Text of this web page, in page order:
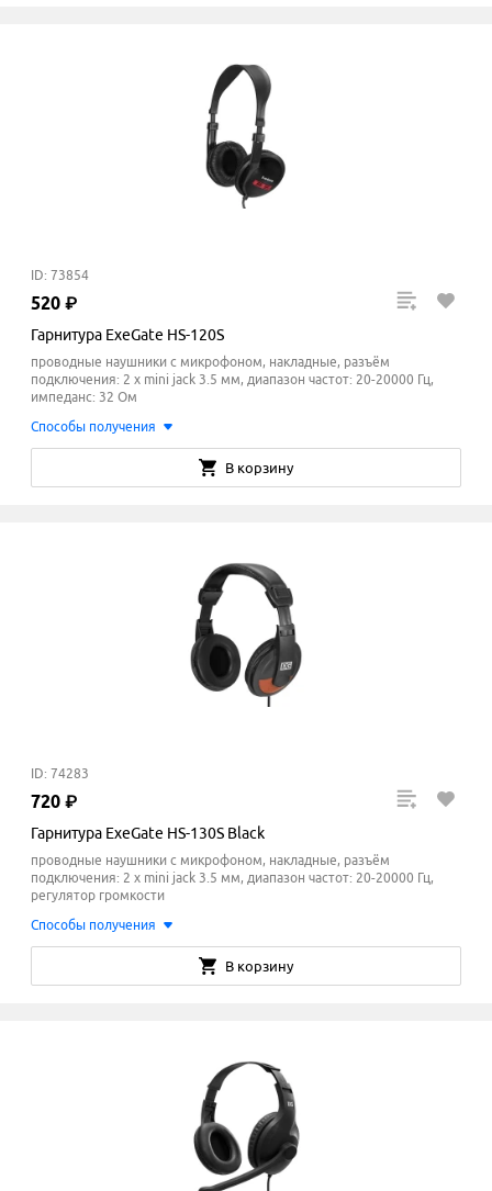
ID: 73854
520 ₽
Гарнитура ExeGate HS-120S
проводные наушники с микрофоном, накладные, разъём
подключения: 2 x mini jack 3.5 мм, диапазон частот: 20-20000 Гц,
импеданс: 32 Ом
Способы получения
В корзину
ID: 74283
720 ₽
Гарнитура ExeGate HS-130S Black
проводные наушники с микрофоном, накладные, разъём
подключения: 2 x mini jack 3.5 мм, диапазон частот: 20-20000 Гц,
регулятор громкости
Способы получения
В корзину